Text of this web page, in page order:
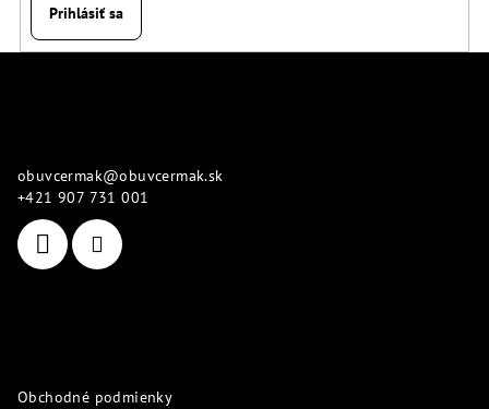
Prihlásiť sa
obuvcermak@obuvcermak.sk
+421 907 731 001
Obchodné podmienky